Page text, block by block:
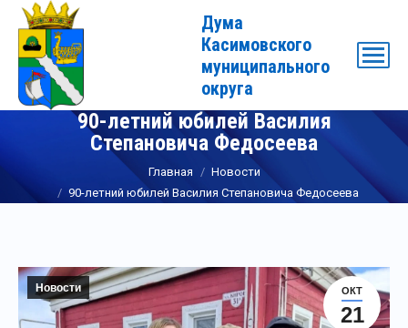
Дума
Касимовского
муниципального
округа
90-летний юбилей Василия
Степановича Федосеева
Главная
Новости
90-летний юбилей Василия Степановича Федосеева
ОКТ
21
Новости